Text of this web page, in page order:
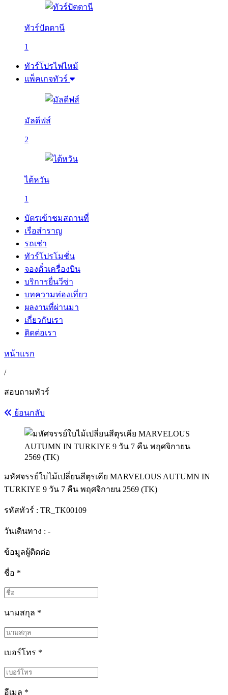
ทัวร์ปัตตานี
1
ทัวร์โปรไฟไหม้
แพ็คเกจทัวร์
มัลดีฟส์
2
ไต้หวัน
1
บัตรเข้าชมสถานที่
เรือสำราญ
รถเช่า
ทัวร์โปรโมชั่น
จองตั๋วเครื่องบิน
บริการยื่นวีซ่า
บทความท่องเที่ยว
ผลงานที่ผ่านมา
เกี่ยวกับเรา
ติดต่อเรา
หน้าแรก
/
สอบถามทัวร์
ย้อนกลับ
มหัศจรรย์ใบไม้เปลี่ยนสีตุรเคีย MARVELOUS AUTUMN IN
TURKIYE 9 วัน 7 คืน พฤศจิกายน 2569 (TK)
รหัสทัวร์ : TR_TK00109
วันเดินทาง : -
ข้อมูลผู้ติดต่อ
ชื่อ *
นามสกุล *
เบอร์โทร *
อีเมล *